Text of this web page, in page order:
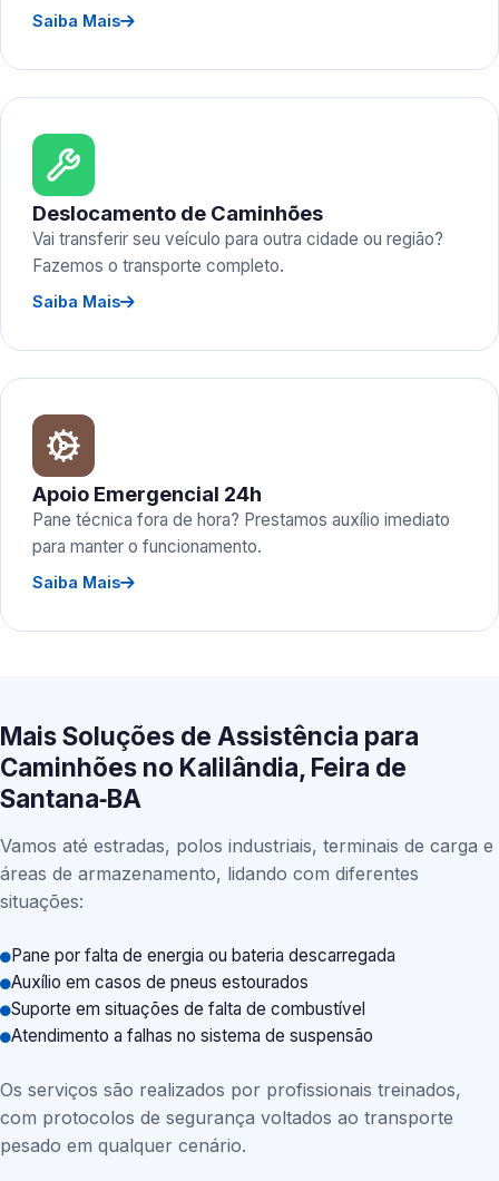
Saiba Mais
Deslocamento de Caminhões
Vai transferir seu veículo para outra cidade ou região?
Fazemos o transporte completo.
Saiba Mais
Apoio Emergencial 24h
Pane técnica fora de hora? Prestamos auxílio imediato
para manter o funcionamento.
Saiba Mais
Mais Soluções de Assistência para
Caminhões no Kalilândia, Feira de
Santana‑BA
Vamos até estradas, polos industriais, terminais de carga e
áreas de armazenamento, lidando com diferentes
situações:
Pane por falta de energia ou bateria descarregada
Auxílio em casos de pneus estourados
Suporte em situações de falta de combustível
Atendimento a falhas no sistema de suspensão
Os serviços são realizados por profissionais treinados,
com protocolos de segurança voltados ao transporte
pesado em qualquer cenário.